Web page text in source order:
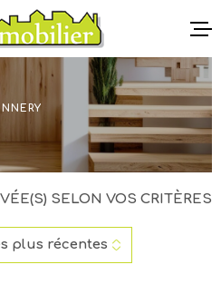
ACCUEIL
NOTRE
CONTACT
SELON VOS CRITÈRES
plus récentes